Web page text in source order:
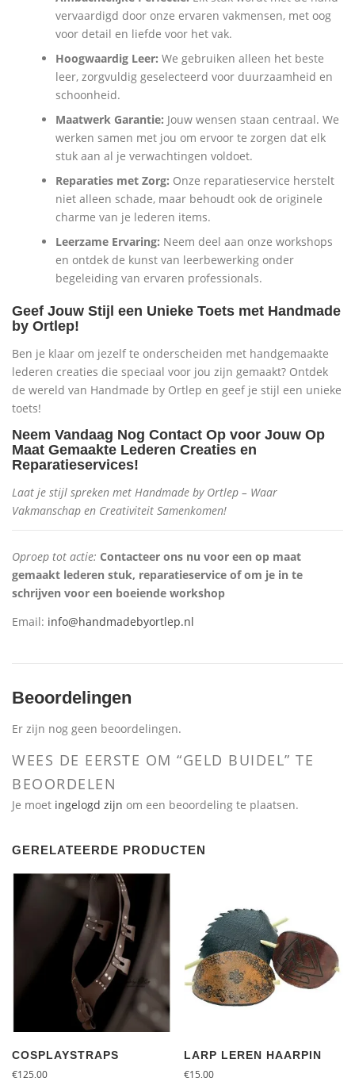
vervaardigd door onze ervaren vakmensen, met oog
voor detail en liefde voor het vak.
Hoogwaardig Leer: We gebruiken alleen het beste
leer, zorgvuldig geselecteerd voor duurzaamheid en
schoonheid.
Maatwerk Garantie: Jouw wensen staan centraal. We
werken samen met jou om ervoor te zorgen dat elk
stuk aan al je verwachtingen voldoet.
Reparaties met Zorg: Onze reparatieservice herstelt
niet alleen schade, maar behoudt ook de originele
charme van je lederen items.
Leerzame Ervaring: Neem deel aan onze workshops
en ontdek de kunst van leerbewerking onder
begeleiding van ervaren professionals.
Geef Jouw Stijl een Unieke Toets met Handmade
by Ortlep!
Ben je klaar om jezelf te onderscheiden met handgemaakte
lederen creaties die speciaal voor jou zijn gemaakt? Ontdek
de wereld van Handmade by Ortlep en geef je stijl een unieke
toets!
Neem Vandaag Nog Contact Op voor Jouw Op
Maat Gemaakte Lederen Creaties en
Reparatieservices!
Laat je stijl spreken met Handmade by Ortlep – Waar
Vakmanschap en Creativiteit Samenkomen!
Oproep tot actie: Contacteer ons nu voor een op maat
gemaakt lederen stuk, reparatieservice of om je in te
schrijven voor een boeiende workshop
Email: info@handmadebyortlep.nl
Beoordelingen
Er zijn nog geen beoordelingen.
WEES DE EERSTE OM “GELD BUIDEL” TE
BEOORDELEN
Je moet ingelogd zijn om een beoordeling te plaatsen.
GERELATEERDE PRODUCTEN
COSPLAYSTRAPS
€125,00
LARP LEREN HAARPIN
€15,00